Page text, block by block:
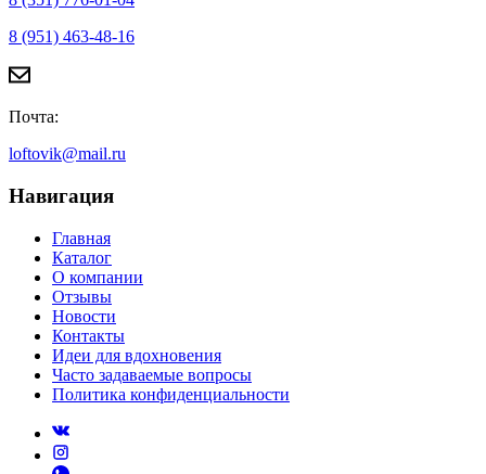
8 (951) 463-48-16
Почта:
loftovik@mail.ru
Навигация
Главная
Каталог
О компании
Отзывы
Новости
Контакты
Идеи для вдохновения
Часто задаваемые вопросы
Политика конфиденциальности